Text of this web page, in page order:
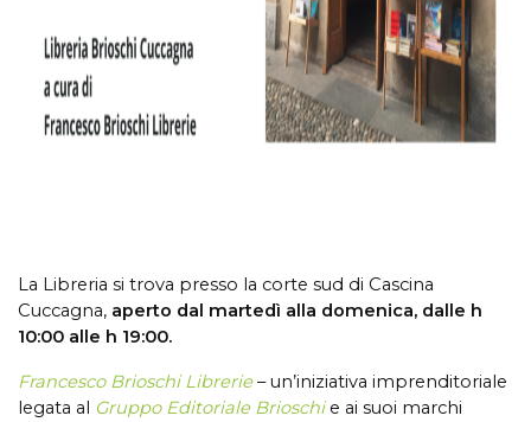
La Libreria si trova presso la corte sud di Cascina
Cuccagna, aperto dal martedì alla domenica, dalle h
10:00 alle h 19:00.
Francesco Brioschi Librerie– un’iniziativa imprenditoriale
legata al Gruppo Editoriale Brioschi e ai suoi marchi